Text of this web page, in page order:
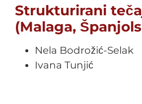
Strukturirani
(Malaga,
Nela Bodrožić-Selak
Ivana Tunjić